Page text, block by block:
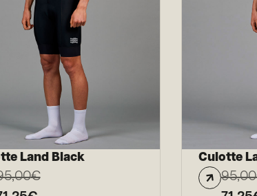
Land Black
€
Culotte
95,00